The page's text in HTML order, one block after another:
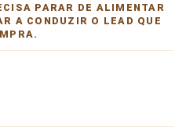
PARAR DE ALIMENTAR
A CONDUZIR O LEAD QUE